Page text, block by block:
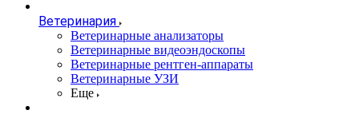
Ветеринария
Ветеринарные анализаторы
Ветеринарные видеоэндоскопы
Ветеринарные рентген-аппараты
Ветеринарные УЗИ
Еще